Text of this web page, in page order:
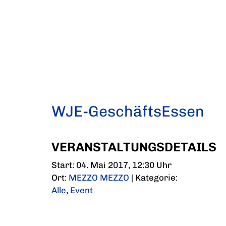
WJE-GeschäftsEssen
VERANSTALTUNGSDETAILS
Start: 04. Mai 2017, 12:30 Uhr
Ort: MEZZO MEZZO | Kategorie:
Alle, Event